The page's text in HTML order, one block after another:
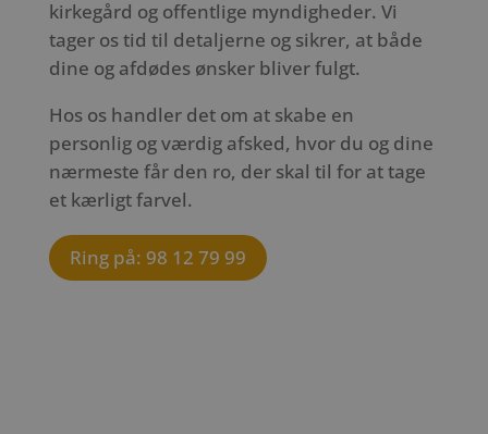
kirkegård og offentlige myndigheder. Vi
tager os tid til detaljerne og sikrer, at både
dine og afdødes ønsker bliver fulgt.
Hos os handler det om at skabe en
personlig og værdig afsked, hvor du og dine
nærmeste får den ro, der skal til for at tage
et kærligt farvel.
Ring på: 98 12 79 99